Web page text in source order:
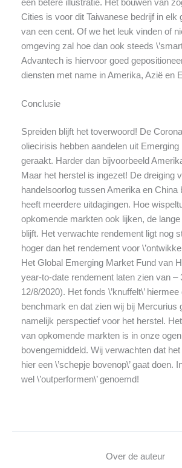
een betere illustratie. Het bouwen van
Cities is voor dit Taiwanese bedrijf in elk
van een cent. Of we het leuk vinden of
omgeving zal hoe dan ook steeds
Advantech is hiervoor goed
diensten met name in Amerika, Azië en
Conclusie
Spreiden blijft het toverwoord! De
oliecirisis hebben aandelen uit Emerging
geraakt. Harder dan bijvoorbeeld
Maar het herstel is ingezet! De dreiging
handelsoorlog tussen Amerika en China
heeft meerdere uitdagingen. Hoe
opkomende markten ook lijken, de
blijft. Het verwachte rendement ligt nog
hoger dan het rendement voor
Het Global Emerging Market Fund van
year-to-date rendement laten zien van –
12/8/2020). Het fonds \’knuffelt\’
benchmark en dat zien wij bij Mercurius
namelijk perspectief voor het herstel.
van opkomende markten is in onze
bovengemiddeld. Wij verwachten dat
hier een \’schepje bovenop\’ gaat doen.
wel \’outperformen\’ genoemd!
Over de auteur